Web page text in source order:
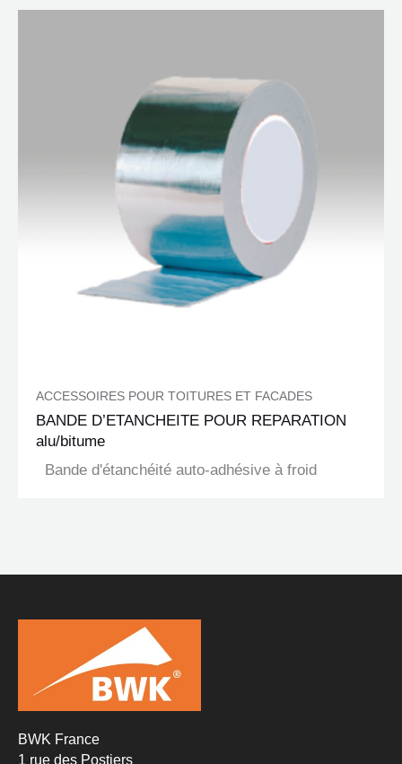
ACCESSOIRES POUR TOITURES ET FACADES
BANDE D’ETANCHEITE POUR REPARATION
alu/bitume
Bande d'étanchéité auto-adhésive à froid
BWK France
1 rue des Postiers